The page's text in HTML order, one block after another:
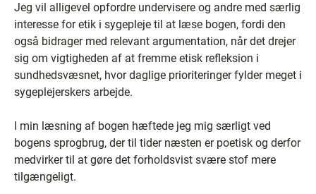
Jeg vil alligevel opfordre undervisere og andre med særlig
interesse for etik i sygepleje til at læse bogen, fordi den
også bidrager med relevant argumentation, når det drejer
sig om vigtigheden af at fremme etisk refleksion i
sundhedsvæsnet, hvor daglige prioriteringer fylder meget i
sygeplejerskers arbejde.
I min læsning af bogen hæftede jeg mig særligt ved
bogens sprogbrug, der til tider næsten er poetisk og derfor
medvirker til at gøre det forholdsvist svære stof mere
tilgængeligt.